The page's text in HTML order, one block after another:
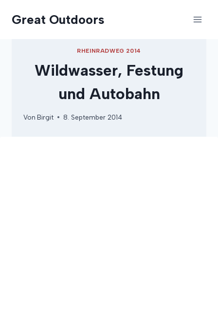
InhaltGreat Outdoors
RHEINRADWEG 2014
Wildwasser, Festung
und Autobahn
Von Birgit 8. September 2014